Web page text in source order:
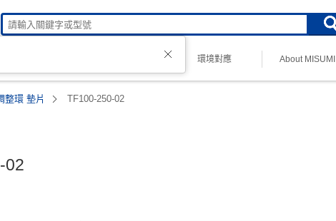
環境對應 About MISUMI
整環 墊片 TF100-250-02
02